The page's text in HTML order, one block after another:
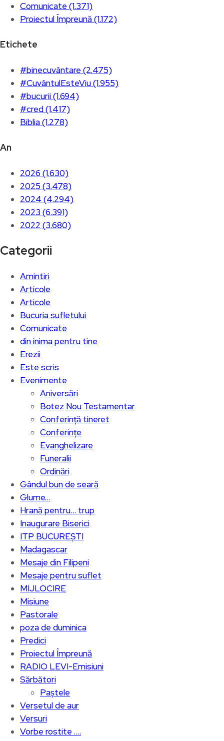
Comunicate (1.371)
Proiectul Împreună (1.172)
Etichete
#binecuvântare (2.475)
#CuvântulEsteViu (1.955)
#bucurii (1.694)
#cred (1.417)
Biblia (1.278)
An
2026 (1.630)
2025 (3.478)
2024 (4.294)
2023 (6.391)
2022 (3.680)
Categorii
Amintiri
Articole
Articole
Bucuria sufletului
Comunicate
din inima pentru tine
Erezii
Este scris
Evenimente
Aniversări
Botez Nou Testamentar
Conferință tineret
Conferințe
Evanghelizare
Funeralii
Ordinări
Gândul bun de seară
Glume…
Hrană pentru… trup
Inaugurare Biserici
ITP BUCUREȘTI
Madagascar
Mesaje din Filipeni
Mesaje pentru suflet
MIJLOCIRE
Misiune
Pastorale
poza de duminica
Predici
Proiectul Împreună
RADIO LEVI-Emisiuni
Sărbători
Paștele
Versetul de aur
Versuri
Vorbe rostite ….